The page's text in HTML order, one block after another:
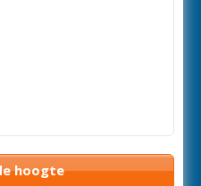
hoogte